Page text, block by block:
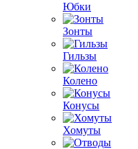
Юбки
Зонты
Гильзы
Колено
Конусы
Хомуты